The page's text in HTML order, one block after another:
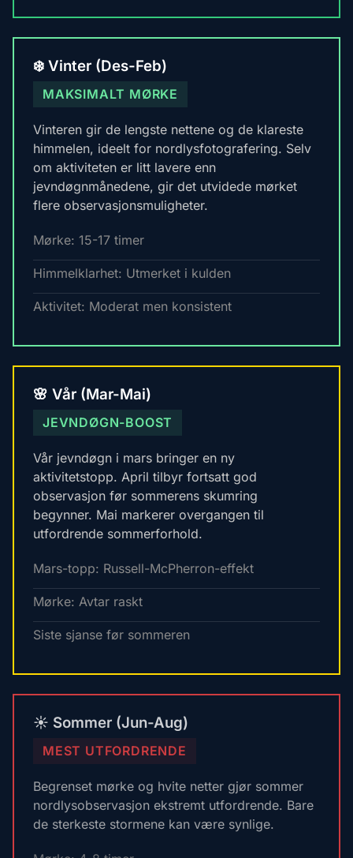
❄️ Vinter (Des-Feb)
MAKSIMALT MØRKE
Vinteren gir de lengste nettene og de klareste
himmelen, ideelt for nordlysfotografering. Selv
om aktiviteten er litt lavere enn
jevndøgnmånedene, gir det utvidede mørket
flere observasjonsmuligheter.
Mørke: 15-17 timer
Himmelklarhet: Utmerket i kulden
Aktivitet: Moderat men konsistent
🌸 Vår (Mar-Mai)
JEVNDØGN-BOOST
Vår jevndøgn i mars bringer en ny
aktivitetstopp. April tilbyr fortsatt god
observasjon før sommerens skumring
begynner. Mai markerer overgangen til
utfordrende sommerforhold.
Mars-topp: Russell-McPherron-effekt
Mørke: Avtar raskt
Siste sjanse før sommeren
☀️ Sommer (Jun-Aug)
MEST UTFORDRENDE
Begrenset mørke og hvite netter gjør sommer
nordlysobservasjon ekstremt utfordrende. Bare
de sterkeste stormene kan være synlige.